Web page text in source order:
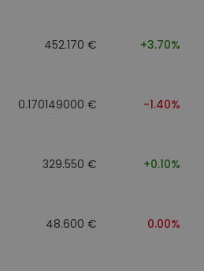
452.170 € +3.70%
0.170149000 € -1.40%
329.550 € +0.10%
48.600 € 0.00%